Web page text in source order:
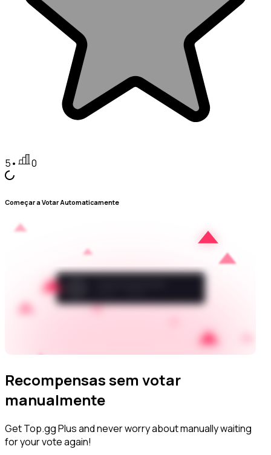
5• 0
Começar a Votar Automaticamente
Recompensas sem votar
manualmente
Get Top.gg Plus and never worry about manually waiting
for your vote again!